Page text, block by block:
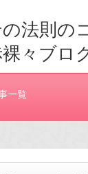
法則の
々ブロ
一覧